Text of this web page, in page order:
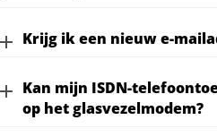
Krijg ik een nieuw e-
Kan mijn ISDN-
op het glasvezelmodem?